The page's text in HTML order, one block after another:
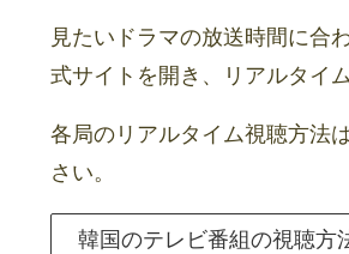
見たいドラマの放送時間に合
式サイトを開き、リアルタイ
各局のリアルタイム視聴方法
さい。
韓国のテレビ番組の視聴方